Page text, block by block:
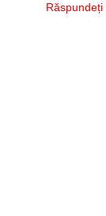
Răspundeți